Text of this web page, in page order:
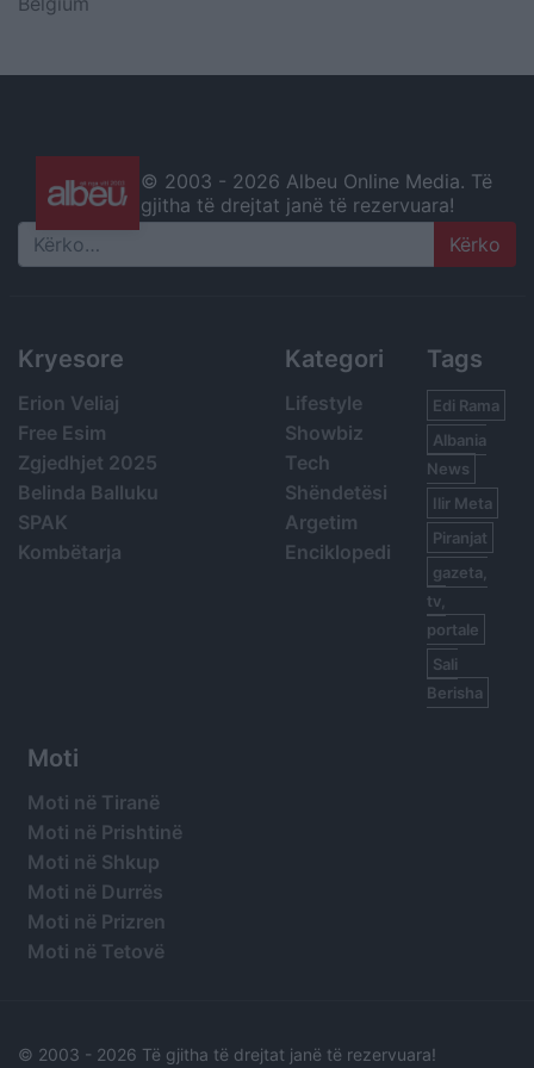
© 2003 - 2026 Albeu Online Media. Të
gjitha të drejtat janë të rezervuara!
Search
Kryesore
Erion Veliaj
Free Esim
Zgjedhjet 2025
Belinda Balluku
SPAK
Kombëtarja
Kategori
Lifestyle
Showbiz
Tech
Shëndetësi
Argetim
Enciklopedi
Tags
Edi Rama
Albania
News
Ilir Meta
Piranjat
gazeta,
tv,
portale
Sali
Berisha
Moti
Moti në Tiranë
Moti në Prishtinë
Moti në Shkup
Moti në Durrës
Moti në Prizren
Moti në Tetovë
© 2003 - 2026 Të gjitha të drejtat janë të rezervuara!